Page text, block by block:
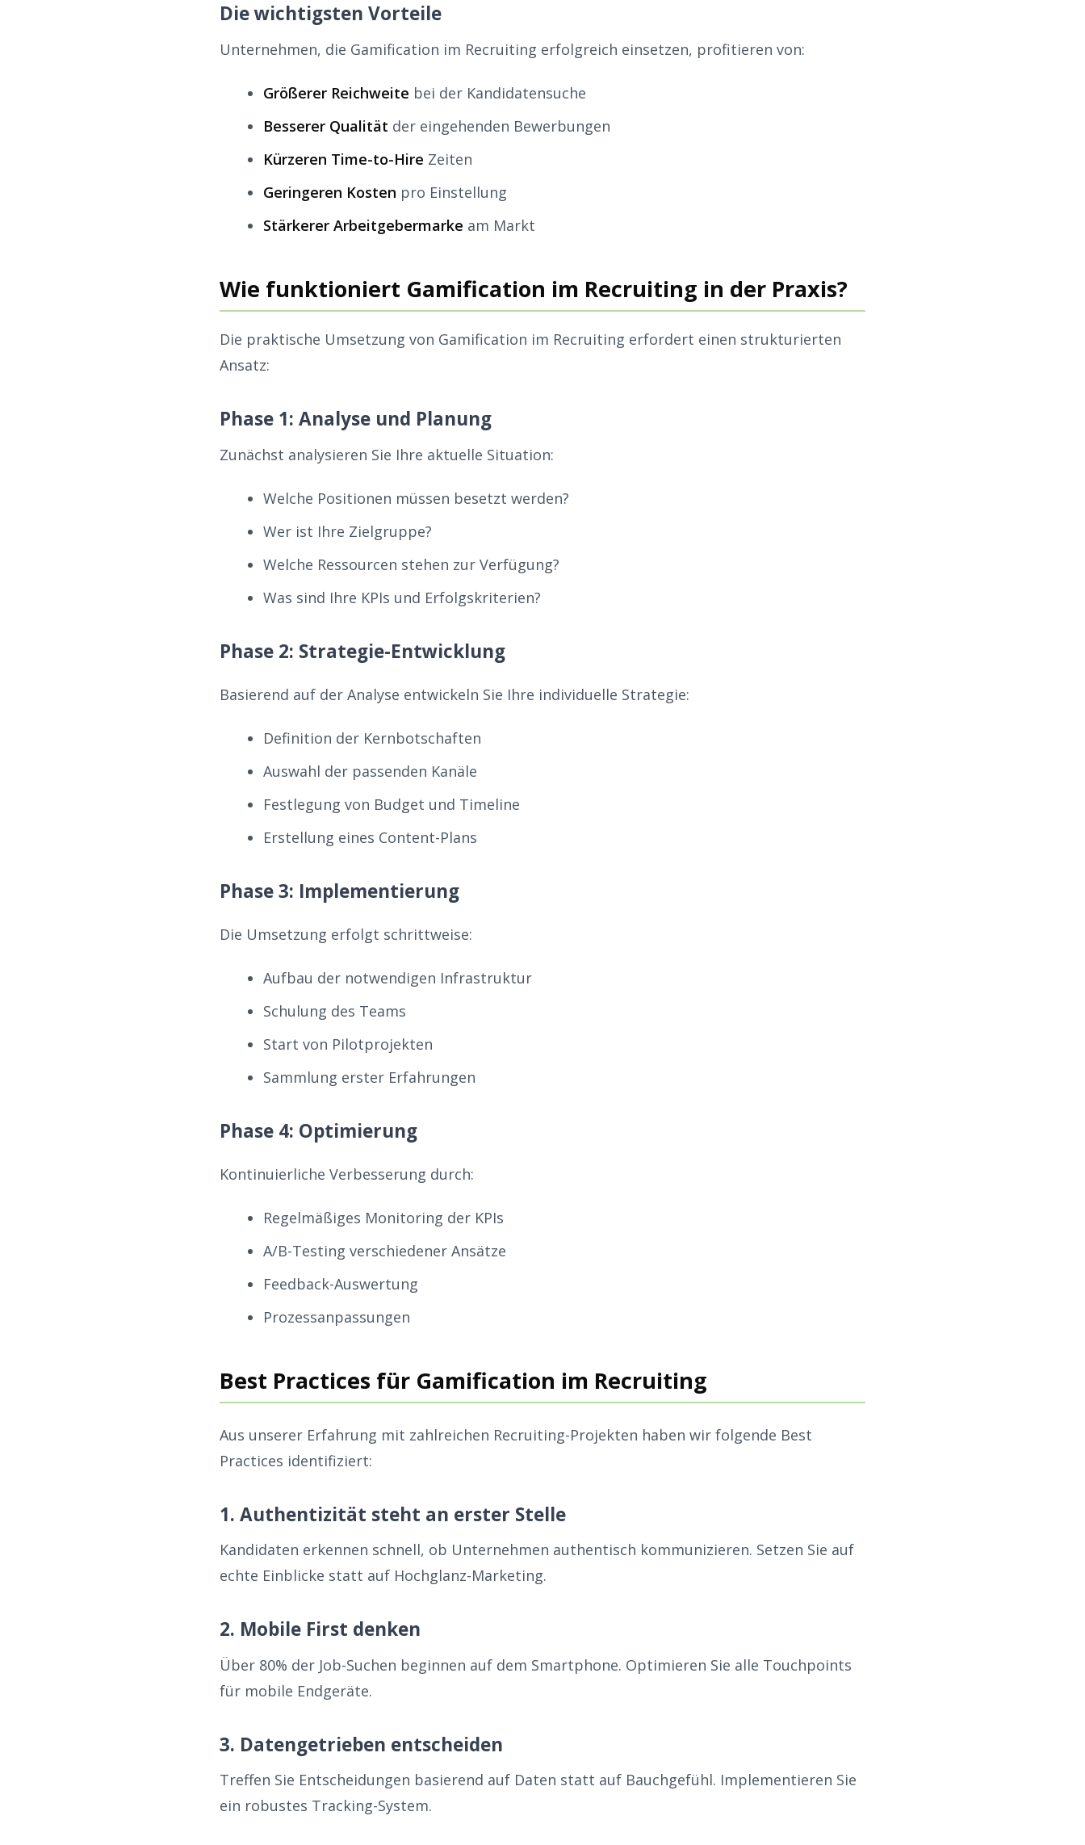
Die wichtigsten Vorteile
Unternehmen, die Gamification im Recruiting erfolgreich einsetzen, profitieren von:
Größerer Reichweite bei der Kandidatensuche
Besserer Qualität der eingehenden Bewerbungen
Kürzeren Time-to-Hire Zeiten
Geringeren Kosten pro Einstellung
Stärkerer Arbeitgebermarke am Markt
Wie funktioniert Gamification im Recruiting in der Praxis?
Die praktische Umsetzung von Gamification im Recruiting erfordert einen strukturierten
Ansatz:
Phase 1: Analyse und Planung
Zunächst analysieren Sie Ihre aktuelle Situation:
Welche Positionen müssen besetzt werden?
Wer ist Ihre Zielgruppe?
Welche Ressourcen stehen zur Verfügung?
Was sind Ihre KPIs und Erfolgskriterien?
Phase 2: Strategie-Entwicklung
Basierend auf der Analyse entwickeln Sie Ihre individuelle Strategie:
Definition der Kernbotschaften
Auswahl der passenden Kanäle
Festlegung von Budget und Timeline
Erstellung eines Content-Plans
Phase 3: Implementierung
Die Umsetzung erfolgt schrittweise:
Aufbau der notwendigen Infrastruktur
Schulung des Teams
Start von Pilotprojekten
Sammlung erster Erfahrungen
Phase 4: Optimierung
Kontinuierliche Verbesserung durch:
Regelmäßiges Monitoring der KPIs
A/B-Testing verschiedener Ansätze
Feedback-Auswertung
Prozessanpassungen
Best Practices für Gamification im Recruiting
Aus unserer Erfahrung mit zahlreichen Recruiting-Projekten haben wir folgende Best
Practices identifiziert:
1. Authentizität steht an erster Stelle
Kandidaten erkennen schnell, ob Unternehmen authentisch kommunizieren. Setzen Sie auf
echte Einblicke statt auf Hochglanz-Marketing.
2. Mobile First denken
Über 80% der Job-Suchen beginnen auf dem Smartphone. Optimieren Sie alle Touchpoints
für mobile Endgeräte.
3. Datengetrieben entscheiden
Treffen Sie Entscheidungen basierend auf Daten statt auf Bauchgefühl. Implementieren Sie
ein robustes Tracking-System.